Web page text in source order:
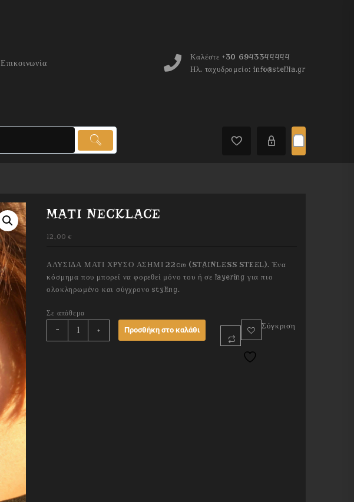
Επικοινωνία
Καλέστε +30 6943344444
Ηλ. ταχυδρομείο: info@stellia.gr
MATI NECKLACE
12,00€
ΑΛΥΣΙΔΑ ΜΑΤΙ ΧΡΥΣΟ ΑΣΗΜΙ 22cm (STAINLESS STEEL). Ένα
κόσμημα που μπορεί να φορεθεί μόνο του ή σε layering για πιο
ολοκληρωμένο και σύγχρονο styling.
Σε απόθεμα
-
MATI
+ Προσθήκη στο καλάθι Σύγκριση